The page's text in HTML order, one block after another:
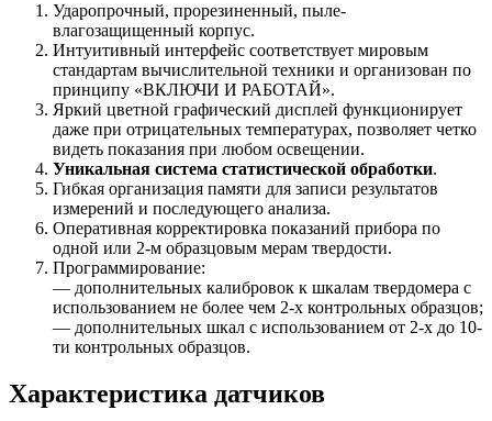
Ударопрочный, прорезиненный, пыле-
влагозащищенный корпус.
Интуитивный интерфейс соответствует мировым
стандартам вычислительной техники и организован по
принципу «ВКЛЮЧИ И РАБОТАЙ».
Яркий цветной графический дисплей функционирует
даже при отрицательных температурах, позволяет четко
видеть показания при любом освещении.
Уникальная система статистической обработки.
Гибкая организация памяти для записи результатов
измерений и последующего анализа.
Оперативная корректировка показаний прибора по
одной или 2-м образцовым мерам твердости.
Программирование:
— дополнительных калибровок к шкалам твердомера с
использованием не более чем 2-х контрольных образцов;
— дополнительных шкал с использованием от 2-х до 10-
ти контрольных образцов.
Характеристика датчиков